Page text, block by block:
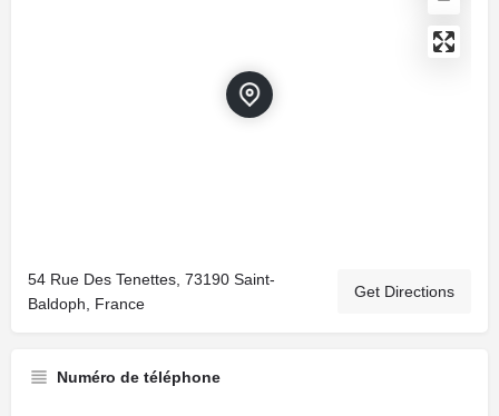
54 Rue Des Tenettes, 73190 Saint-
Baldoph, France
Get Directions
Numéro de téléphone